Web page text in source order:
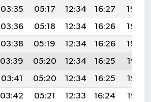
03:35 05:17 12:34 16:27
19:42
03:36 05:18 12:34 16:26
19:40
03:38 05:19 12:34 16:26
19:39
03:39 05:20 12:34 16:25
19:38
03:41 05:20 12:34 16:25
19:37
03:42 05:21 12:33 16:24
19:35